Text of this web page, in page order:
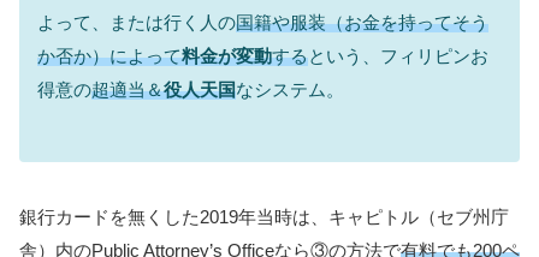
よって、または行く人の国籍や服装（お金を持ってそう
か否か）によって料金が変動するという、フィリピンお
得意の超適当＆役人天国なシステム。
銀行カードを無くした2019年当時は、キャピトル（セブ州庁
舎）内のPublic Attorney’s Officeなら③の方法で有料でも200ペ